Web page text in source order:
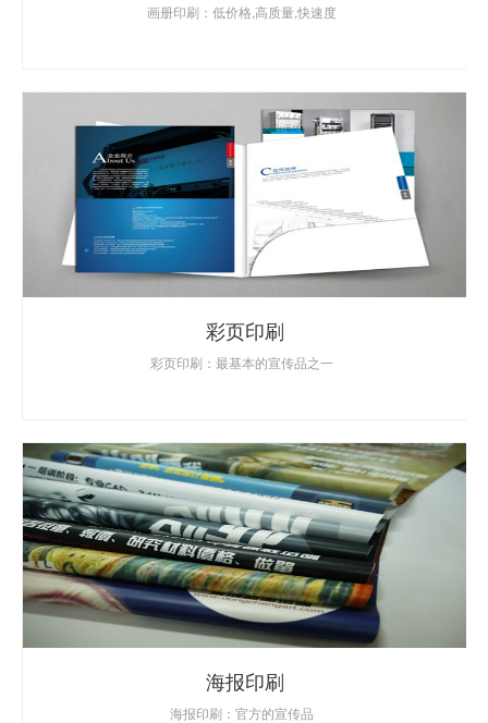
画册印刷：低价格,高质量,快速度
彩页印刷
彩页印刷：最基本的宣传品之一
海报印刷
海报印刷：官方的宣传品